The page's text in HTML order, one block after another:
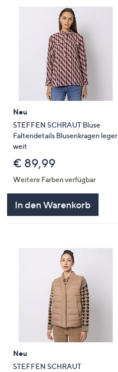
Neu
STEFFEN SCHRAUT Bluse
Faltendetails Blusenkragen leger
weit
€ 89,99
Weitere Farben verfügbar
In den Warenkorb
Neu
STEFFEN SCHRAUT